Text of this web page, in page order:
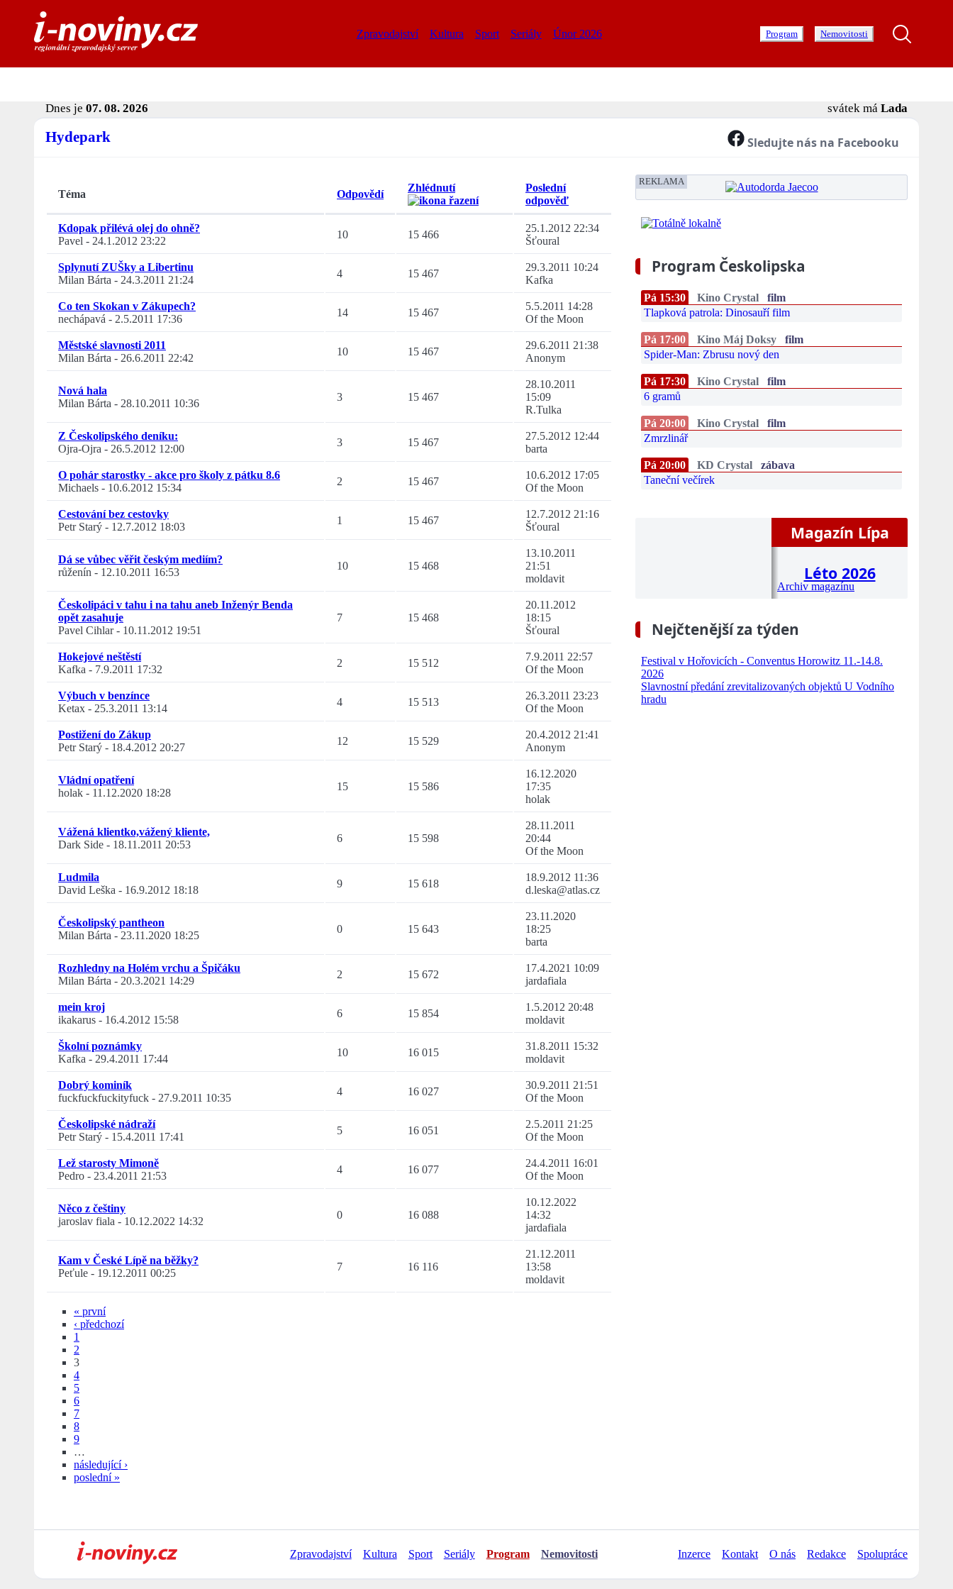
Zpravodajství Kultura Sport Seriály Únor 2026 Program Nemovitosti
Dnes je 07. 08. 2026 svátek má Lada
Hydepark Sledujte nás na Facebooku
Téma Odpovědí
Zhlédnutí
Poslední
odpověď
Kdopak přilévá olej do ohně?
Pavel - 24.1.2012 23:22
10 15 466
25.1.2012 22:34
Šťoural
Splynutí ZUŠky a Libertinu
Milan Bárta - 24.3.2011 21:24
4 15 467
29.3.2011 10:24
Kafka
Co ten Skokan v Zákupech?
nechápavá - 2.5.2011 17:36
14 15 467
5.5.2011 14:28
Of the Moon
Městské slavnosti 2011
Milan Bárta - 26.6.2011 22:42
10 15 467
29.6.2011 21:38
Anonym
Nová hala
Milan Bárta - 28.10.2011 10:36
3 15 467
28.10.2011
15:09
R.Tulka
Z Českolipského deníku:
Ojra-Ojra - 26.5.2012 12:00
3 15 467
27.5.2012 12:44
barta
O pohár starostky - akce pro školy z pátku 8.6
Michaels - 10.6.2012 15:34
2 15 467
10.6.2012 17:05
Of the Moon
Cestování bez cestovky
Petr Starý - 12.7.2012 18:03
1 15 467
12.7.2012 21:16
Šťoural
Dá se vůbec věřit českým mediím?
růženín - 12.10.2011 16:53
10 15 468
13.10.2011
21:51
moldavit
Českolipáci v tahu i na tahu aneb Inženýr Benda
opět zasahuje
Pavel Cihlar- 10.11.2012 19:51
7 15 468
20.11.2012
18:15
Šťoural
Hokejové neštěstí
Kafka - 7.9.2011 17:32
2 15 512
7.9.2011 22:57
Of the Moon
Výbuch v benzínce
Ketax - 25.3.2011 13:14
4 15 513
26.3.2011 23:23
Of the Moon
Postižení do Zákup
Petr Starý - 18.4.2012 20:27
12 15 529
20.4.2012 21:41
Anonym
Vládní opatření
holak - 11.12.2020 18:28
15 15 586
16.12.2020
17:35
holak
Vážená klientko,vážený kliente,
Dark Side - 18.11.2011 20:53
6 15 598
28.11.2011
20:44
Of the Moon
Ludmila
David Leška - 16.9.2012 18:18
9 15 618
18.9.2012 11:36
d.leska@atlas.cz
Českolipský pantheon
Milan Bárta - 23.11.2020 18:25
0 15 643
23.11.2020
18:25
barta
Rozhledny na Holém vrchu a Špičáku
Milan Bárta - 20.3.2021 14:29
2 15 672
17.4.2021 10:09
jardafiala
mein kroj
ikakarus - 16.4.2012 15:58
6 15 854
1.5.2012 20:48
moldavit
Školní poznámky
Kafka - 29.4.2011 17:44
10 16 015
31.8.2011 15:32
moldavit
Dobrý kominík
fuckfuckfuckityfuck - 27.9.2011 10:35
4 16 027
30.9.2011 21:51
Of the Moon
Českolipské nádraží
Petr Starý - 15.4.2011 17:41
5 16 051
2.5.2011 21:25
Of the Moon
Lež starosty Mimoně
Pedro - 23.4.2011 21:53
4 16 077
24.4.2011 16:01
Of the Moon
Něco z češtiny
jaroslav fiala - 10.12.2022 14:32
0 16 088
10.12.2022
14:32
jardafiala
Kam v České Lípě na běžky?
Peťule - 19.12.2011 00:25
7 16 116
21.12.2011
13:58
moldavit
« první
‹ předchozí
1
2
3
4
5
6
7
8
9
…
následující ›
poslední »
REKLAMA
Program Českolipska
Pá 15:30 Kino Crystal
film
Tlapková patrola: Dinosauří film
Pá 17:00 Kino Máj Doksy
film
Spider-Man: Zbrusu nový den
Pá 17:30 Kino Crystal
film
6 gramů
Pá 20:00 Kino Crystal
film
Zmrzlinář
Pá 20:00 KD Crystal
zábava
Taneční večírek
Magazín Lípa
Léto 2026
Archiv magazínu
Nejčtenější za týden
Festival v Hořovicích - Conventus Horowitz 11.-14.8.
2026
Slavnostní předání zrevitalizovaných objektů U Vodního
hradu
Zpravodajství Kultura Sport Seriály Program Nemovitosti Inzerce Kontakt O nás Redakce Spolupráce